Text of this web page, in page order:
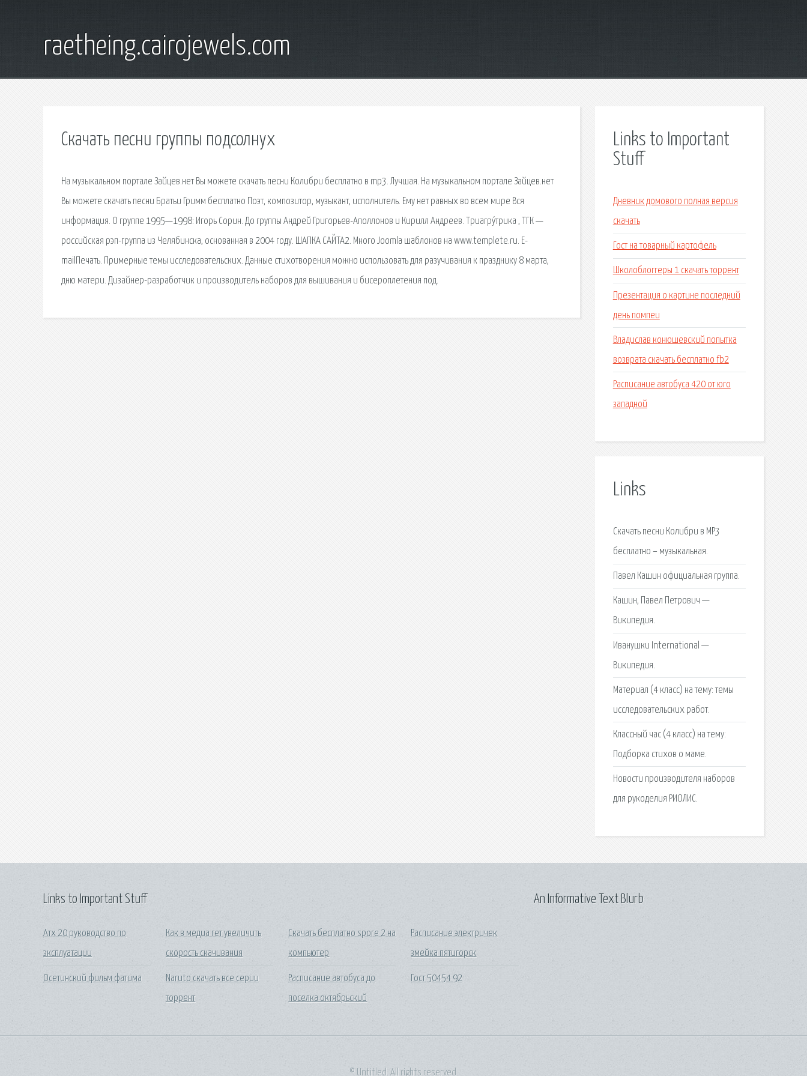
raetheing.cairojewels.com
Скачать песни группы подсолнух
На музыкальном портале Зайцев.нет Вы можете скачать песни Колибри бесплатно в mp3. Лучшая. На музыкальном портале Зайцев.нет
Вы можете скачать песни Братьи Гримм бесплатно Поэт, композитор, музыкант, исполнитель. Ему нет равных во всем мире Вся
информация. О группе 1995—1998: Игорь Сорин. До группы Андрей Григорьев-Аполлонов и Кирилл Андреев. Триагру́трика , ТГК —
российская рэп-группа из Челябинска, основанная в 2004 году. ШАПКА САЙТА2. Много Joomla шаблонов на www.templete.ru. E-
mailПечать. Примерные темы исследовательских. Данные стихотворения можно использовать для разучивания к празднику 8 марта,
дню матери. Дизайнер-разработчик и производитель наборов для вышивания и бисероплетения под.
Links to Important
Stuff
Дневник домового полная версия
скачать
Гост на товарный картофель
Школоблоггеры 1 скачать торрент
Презентация о картине последний
день помпеи
Владислав конюшевский попытка
возврата скачать бесплатно fb2
Расписание автобуса 420 от юго
западной
Links
Скачать песни Колибри в MP3
бесплатно – музыкальная.
Павел Кашин официальная группа.
Кашин, Павел Петрович —
Википедия.
Иванушки International —
Википедия.
Материал (4 класс) на тему: темы
исследовательских работ.
Классный час (4 класс) на тему:
Подборка стихов о маме.
Новости производителя наборов
для рукоделия РИОЛИС.
Links to Important Stuff
Атх 20 руководство по
эксплуатации
Осетинский фильм фатима
Как в медиа гет увеличить
скорость скачивания
Naruto скачать все серии
торрент
Скачать бесплатно spore 2 на
компьютер
Расписание автобуса до
поселка октябрьский
Расписание электричек
змейка пятигорск
Гост 50454 92
An Informative Text Blurb
© Untitled. All rights reserved.